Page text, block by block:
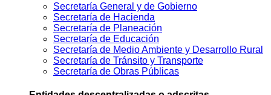
Secretaría General y de Gobierno
Secretaría de Hacienda
Secretaría de Planeación
Secretaría de Educación
Secretaría de Medio Ambiente y Desarrollo Rural
Secretaría de Tránsito y Transporte
Secretaría de Obras Públicas